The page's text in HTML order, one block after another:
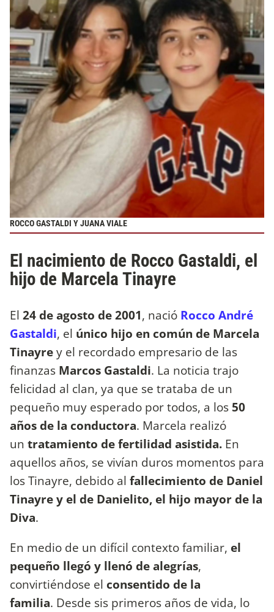
ROCCO GASTALDI Y JUANA VIALE
El nacimiento de Rocco Gastaldi, el
hijo de Marcela Tinayre
El 24 de agosto de 2001, nació Rocco André
Gastaldi, el único hijo en común de Marcela
Tinayrey el recordado empresario de las
finanzas Marcos Gastaldi. La noticia trajo
felicidad al clan, ya que se trataba de un
pequeño muy esperado por todos, a los 50
años de la conductora. Marcela realizó
un tratamiento de fertilidad asistida. En
aquellos años, se vivían duros momentos para
los Tinayre, debido al fallecimiento de Daniel
Tinayre y el de Danielito, el hijo mayor de la
Diva.
En medio de un difícil contexto familiar, el
pequeño llegó y llenó de alegrías,
convirtiéndose el consentido de la
familia. Desde sis primeros años de vida, lo